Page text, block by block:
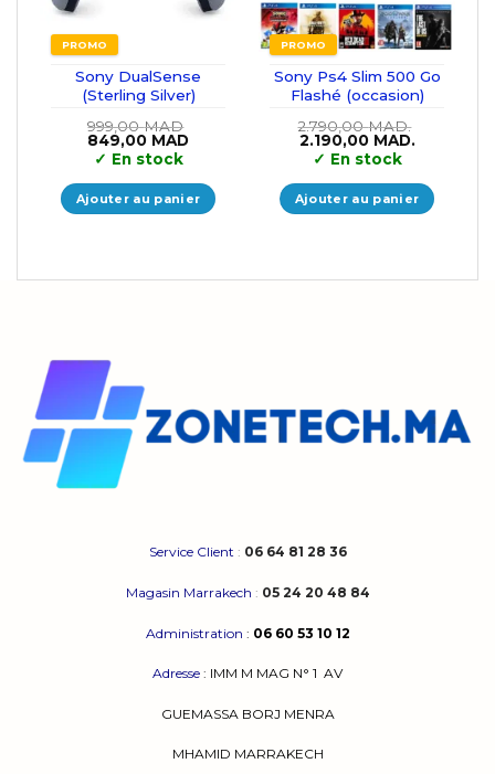
PROMO
Sony DualSense
(Sterling Silver)
999,00MAD
Le
prix
initial
était :
999,00 MAD.
849,00 MAD
est :
849,00 MAD.
✓ En stock
Ajouter au panier
PROMO
Sony Ps4 Slim 500 Go
Flashé (occasion)
2.790,00MAD.
Le
prix
initial
était :
2.790,00 MAD..
2.190,00 MAD.Le
est :
2.190,00
✓ En stock
Ajouter au panier
Service Client : 06 64 81 28 36
Magasin Marrakech : 05 24 20 48 84
Administration : 06 60 53 10 12
Adresse : IMM M MAG N° 1 AV
GUEMASSA BORJ MENRA
MHAMID MARRAKECH